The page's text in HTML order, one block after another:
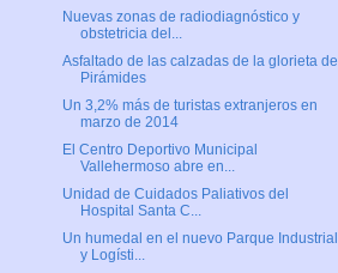
Nuevas zonas de radiodiagnóstico y
obstetricia del...
Asfaltado de las calzadas de la glorieta de
Pirámides
Un 3,2% más de turistas extranjeros en
marzo de 2014
El Centro Deportivo Municipal
Vallehermoso abre en...
Unidad de Cuidados Paliativos del
Hospital Santa C...
Un humedal en el nuevo Parque Industrial
y Logísti...